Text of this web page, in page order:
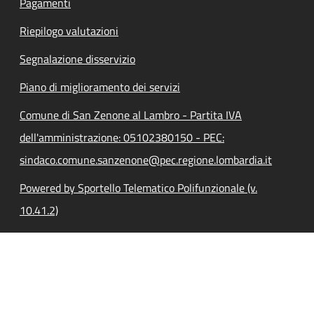
Riepilogo valutazioni
Segnalazione disservizio
Piano di miglioramento dei servizi
Comune di San Zenone al Lambro - Partita IVA
dell'amministrazione: 05102380150 - PEC:
sindaco.comune.sanzenone@pec.regione.lombardia.it
Powered by Sportello Telematico Polifunzionale (v.
10.41.2)